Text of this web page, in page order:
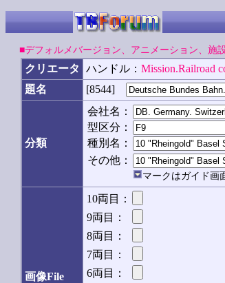
■デフォルメバージョン、アニメーション、施
クリエータ ハンドル： Mission.Railroad
題名
[8544]
分類
会社名：
型区分：
種別名：
その他：
マークはガイド画
画像File
10両目：
9両目：
8両目：
7両目：
6両目：